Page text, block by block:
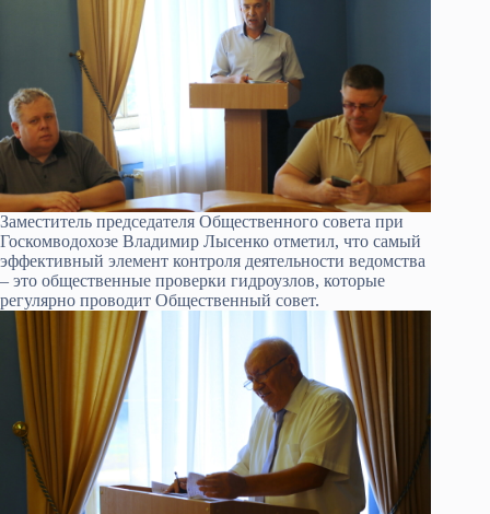
Заместитель председателя Общественного совета при
Госкомводохозе Владимир Лысенко отметил, что самый
эффективный элемент контроля деятельности ведомства
– это общественные проверки гидроузлов, которые
регулярно проводит Общественный совет.